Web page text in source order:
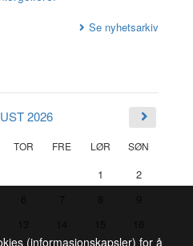
Se nyhetsarkiv
2026
TOR FRE LØR SØN
1
2
(informasjonskapsler) for å